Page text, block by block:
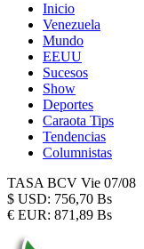
Inicio
Venezuela
Mundo
EEUU
Sucesos
Show
Deportes
Caraota Tips
Tendencias
Columnistas
TASA BCV Vie 07/08
$ USD: 756,70 Bs
€ EUR: 871,89 Bs